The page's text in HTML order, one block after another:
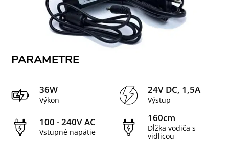
PARAMETRE
36W
Výkon
24V DC, 1,5A
Výstup
100 - 240V AC
Vstupné napätie
160cm
Dĺžka vodiča s
vidlicou